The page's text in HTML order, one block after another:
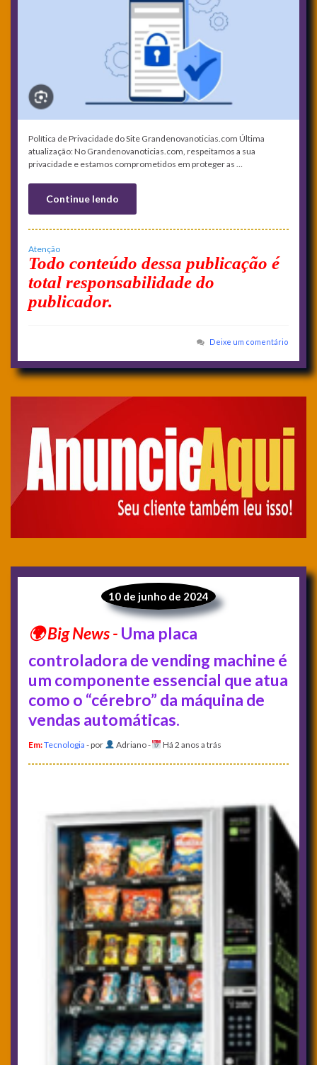
Política de Privacidade do Site Grandenovanoticias.com Última
atualização: No Grandenovanoticias.com, respeitamos a sua
privacidade e estamos comprometidos em proteger as …
Continue lendo
Atenção
Todo conteúdo dessa publicação é
total responsabilidade do
publicador.
Deixe um comentário
10 de junho de 2024
Uma placa
controladora de vending machine é
um componente essencial que atua
como o “cérebro” da máquina de
vendas automáticas.
Em:Tecnologia - por Adriano- Há 2 anos a trás